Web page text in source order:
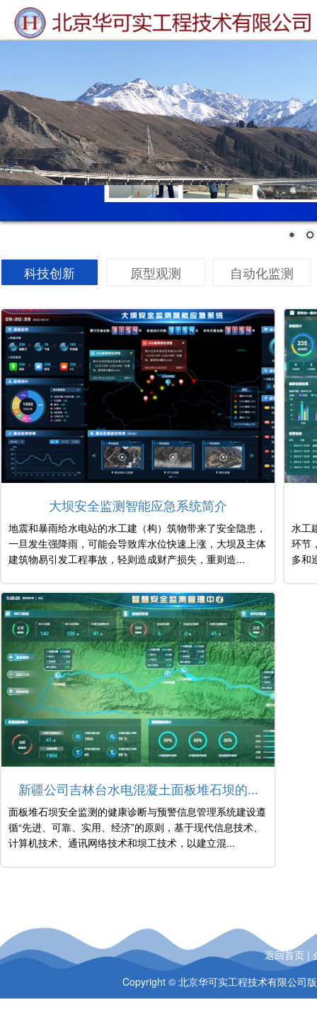
科技创新 原型观测 自动化监测
大坝安全监测智能应急系统简介
地震和暴雨给水电站的水工建（构）筑物带来了安全隐患，
一旦发生强降雨，可能会导致库水位快速上涨，大坝及主体
建筑物易引发工程事故，轻则造成财产损失，重则造...
水工
环节
多和
新疆公司吉林台水电混凝土面板堆石坝的...
面板堆石坝安全监测的健康诊断与预警信息管理系统建设遵
循“先进、可靠、实用、经济”的原则，基于现代信息技术、
计算机技术、通讯网络技术和坝工技术，以建立混...
返回首页 |
Copyright © 北京华可实工程技术有限公司